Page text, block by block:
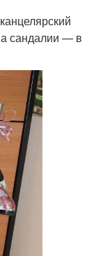
а сандалии — в